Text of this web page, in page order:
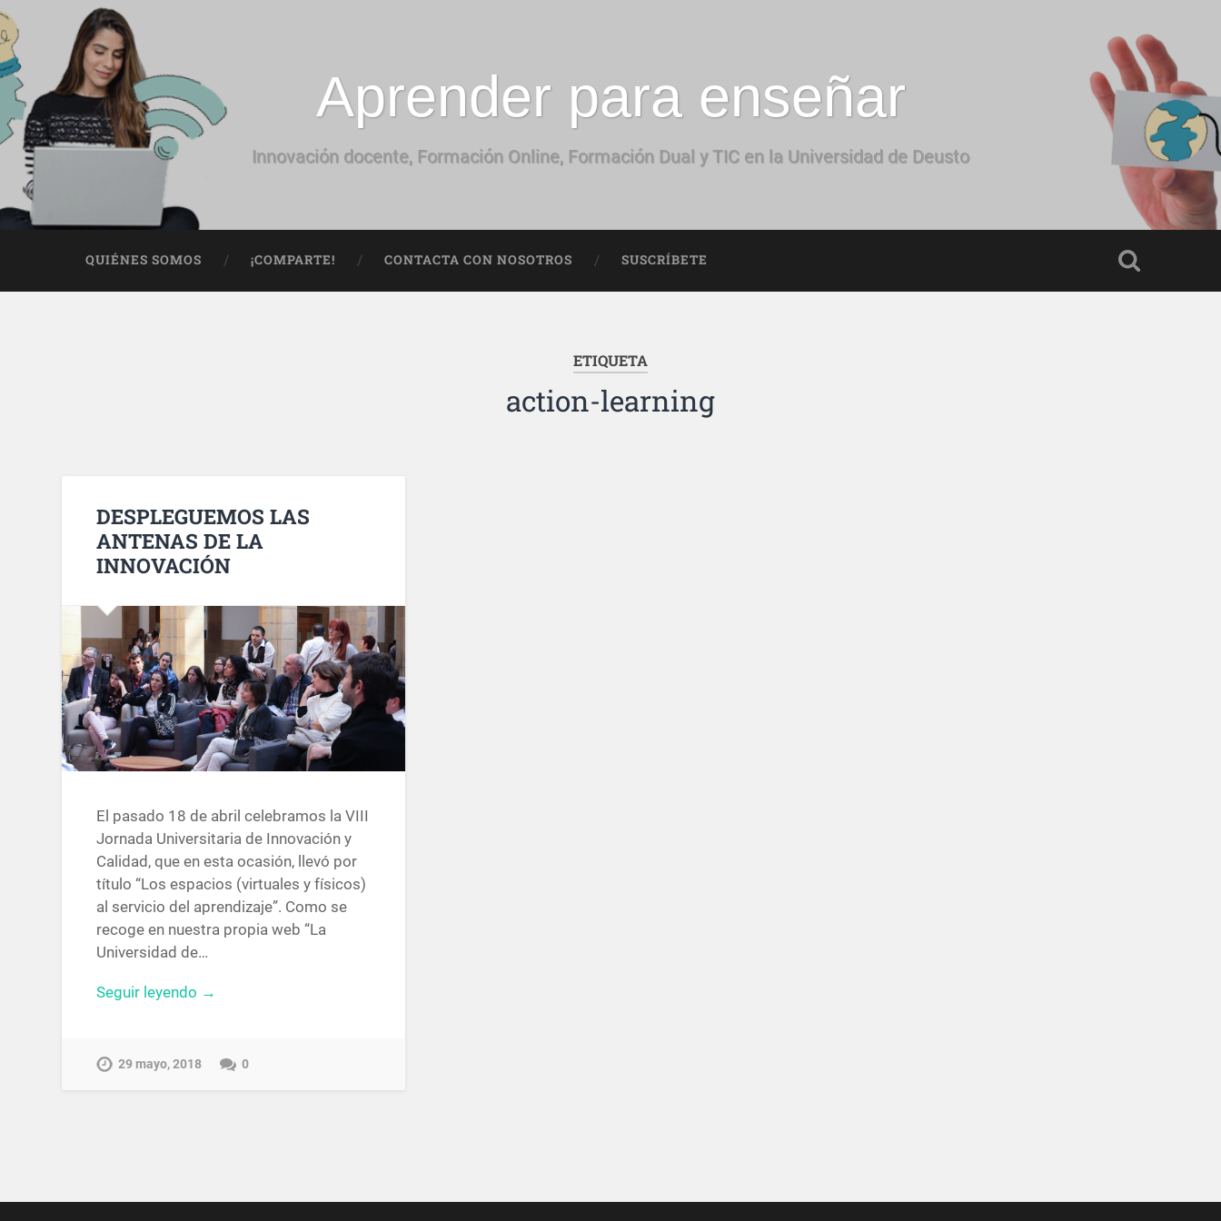
Aprender para enseñar
Innovación docente, Formación Online, Formación Dual y TIC en la Universidad de Deusto
QUIÉNES SOMOS ¡COMPARTE! CONTACTA CON NOSOTROS SUSCRÍBETE
ETIQUETA
action-learning
DESPLEGUEMOS LAS
ANTENAS DE LA
INNOVACIÓN
El pasado 18 de abril celebramos la VIII
Jornada Universitaria de Innovación y
Calidad, que en esta ocasión, llevó por
título “Los espacios (virtuales y físicos)
al servicio del aprendizaje”. Como se
recoge en nuestra propia web “La
Universidad de…
Seguir leyendo →
29 mayo, 2018 0